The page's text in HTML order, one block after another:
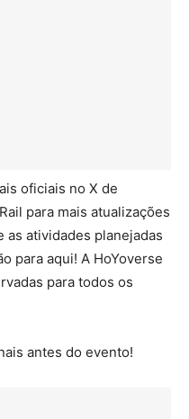
oficiais no X de
para mais atualizações
atividades planejadas
para aqui! A HoYoverse
para todos os
antes do evento!